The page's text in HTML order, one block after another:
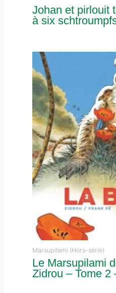
Johan et pirlouit
à six
Marsupilami (Hors-série)
Le Marsupilami
Zidrou – Tome 2